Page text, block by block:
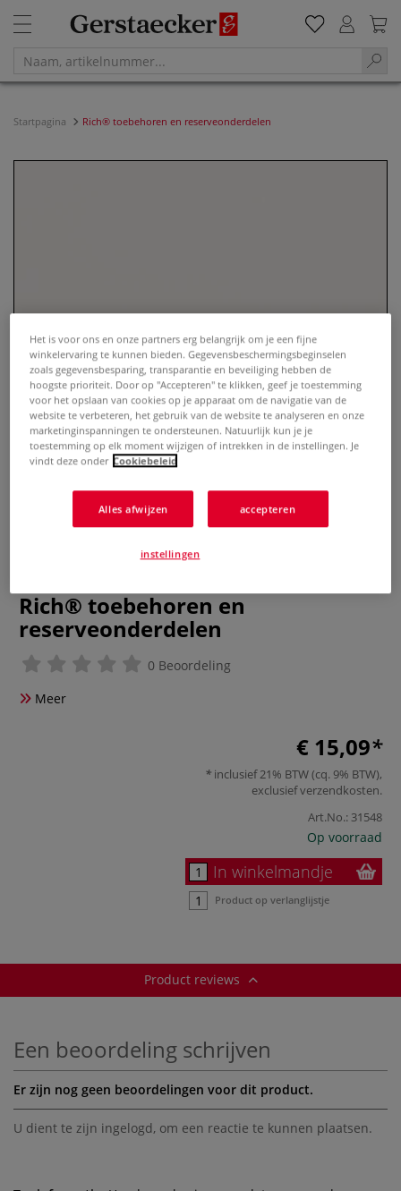
Startpagina Rich® toebehoren en reserveonderdelen
Rich® toebehoren en
reserveonderdelen
0 Beoordeling
Meer
€ 15,09
inclusief 21% BTW (cq. 9% BTW),
exclusiefverzendkosten.
Art.No.: 31548
Op voorraad
In winkelmandje
Product op verlanglijstje
Product reviews
Een beoordeling schrijven
Er zijn nog geen beoordelingen voor dit product.
U dient te zijn ingelogd, om een reactie te kunnen plaatsen.
Het is voor ons en onze partners erg belangrijk om je een fijne
winkelervaring te kunnen bieden. Gegevensbeschermingsbeginselen
zoals gegevensbesparing, transparantie en beveiliging hebben de
hoogste prioriteit. Door op "Accepteren" te klikken, geef je toestemming
voor het opslaan van cookies op je apparaat om de navigatie van de
website te verbeteren, het gebruik van de website te analyseren en onze
marketinginspanningen te ondersteunen. Natuurlijk kun je je
toestemming op elk moment wijzigen of intrekken in de instellingen. Je
vindt deze onder Cookiebeleid
Alles afwijzen accepteren
instellingen